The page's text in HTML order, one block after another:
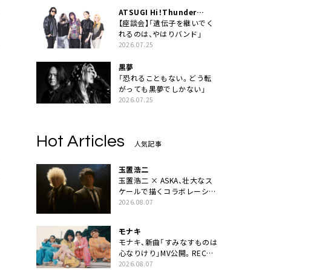
ATSUGI Hi！Thunder
Rock Festival
【座談会】「遺伝子を継いでく
れるのは、やはりバンド」
2026.07.25
黒夢
「恐れることもない。どう転
がっても黒夢でしかない」
2026.07.25
Hot Articles 人気記事
玉置浩二
玉置浩二 × ASKA、壮大なス
ケールで描くコラボレーショ
ン曲「音銀河」リリース決定。
2026.08.07
モナキ
モナキ、新曲「すみなすものは
心なりけり」MV公開。RECの
ギターにEvery Little Thing・
2026.08.07